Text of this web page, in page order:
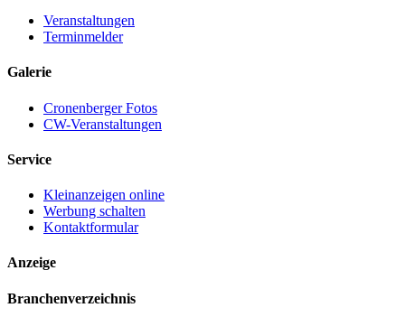
Veranstaltungen
Terminmelder
Galerie
Cronenberger Fotos
CW-Veranstaltungen
Service
Kleinanzeigen online
Werbung schalten
Kontaktformular
Anzeige
Branchenverzeichnis